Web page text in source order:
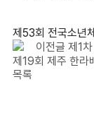
제53회 전국소년
이전글 제1
제19회 제주 한라
목록